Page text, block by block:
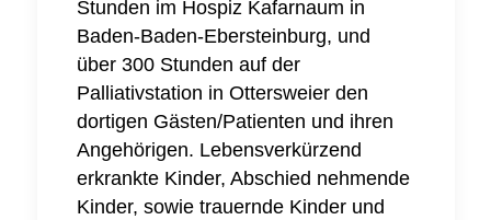
Stunden im Hospiz Kafarnaum in
Baden-Baden-Ebersteinburg, und
über 300 Stunden auf der
Palliativstation in Ottersweier den
dortigen Gästen/Patienten und ihren
Angehörigen. Lebensverkürzend
erkrankte Kinder, Abschied nehmende
Kinder, sowie trauernde Kinder und